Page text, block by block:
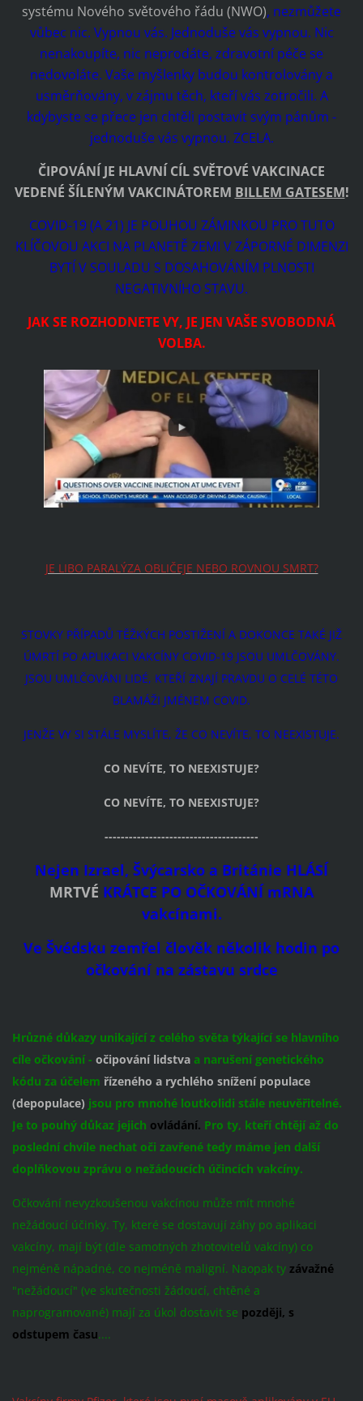
systému Nového světového řádu (NWO), nezmůžete
vůbec nic. Vypnou vás. Jednoduše vás vypnou. Nic
nenakoupíte, nic neprodáte, zdravotní péče se
nedovoláte. Vaše myšlenky budou kontrolovány a
usměrňovány, v zájmu těch, kteří vás zotročili. A
kdybyste se přece jen chtěli postavit svým pánům -
jednoduše vás vypnou. ZCELA.
ČIPOVÁNÍ JE HLAVNÍ CÍL SVĚTOVÉ VAKCINACE
VEDENÉ ŠÍLENÝM VAKCINÁTOREM BILLEM GATESEM!
COVID-19 (A 21) JE POUHOU ZÁMINKOU PRO TUTO
KLÍČOVOU AKCI NA PLANETĚ ZEMI V ZÁPORNÉ DIMENZI
BYTÍ V SOULADU S DOSAHOVÁNÍM PLNOSTI
NEGATIVNÍHO STAVU.
JAK SE ROZHODNETE VY, JE JEN VAŠE SVOBODNÁ
VOLBA.
JE LIBO PARALÝZA OBLIČEJE NEBO ROVNOU SMRT?
STOVKY PŘÍPADŮ TĚŽKÝCH POSTIŽENÍ A DOKONCE TAKÉ JIŽ
ÚMRTÍ PO APLIKACI VAKCÍNY COVID-19 JSOU UMLČOVÁNY.
JSOU UMLČOVÁNI LIDÉ, KTEŘÍ ZNAJÍ PRAVDU O CELÉ TÉTO
BLAMÁŽI JMÉNEM COVID.
JENŽE VY SI STÁLE MYSLÍTE, ŽE CO NEVÍTE, TO NEEXISTUJE.
CO NEVÍTE, TO NEEXISTUJE?
CO NEVÍTE, TO NEEXISTUJE?
--------------------------------------
Nejen Izrael, Švýcarsko a Británie HLÁSÍ
MRTVÉ KRÁTCE PO OČKOVÁNÍ mRNA
vakcínami.
Ve Švédsku zemřel člověk několik hodin po
očkování na zástavu srdce
Hrůzné důkazy unikající z celého světa týkající se hlavního
cíle očkování - očipování lidstvaa narušení genetického
kódu za účelem řízeného a rychlého snížení populace
(depopulace) jsou pro mnohé loutkolidi stále neuvěřitelné.
Je to pouhý důkaz jejich ovládání. Pro ty, kteří chtějí až do
poslední chvíle nechat oči zavřené tedy máme jen další
doplňkovou zprávu o nežádoucích účincích vakcíny.
Očkování nevyzkoušenou vakcínou může mít mnohé
nežádoucí účinky. Ty, které se dostavují záhy po aplikaci
vakcíny, mají být (dle samotných zhotovitelů vakcíny) co
nejméně nápadné, co nejméně maligní. Naopak tyzávažné
"nežádoucí" (ve skutečnosti žádoucí, chtěné a
naprogramované) mají za úkol dostavit se později, s
odstupem času....